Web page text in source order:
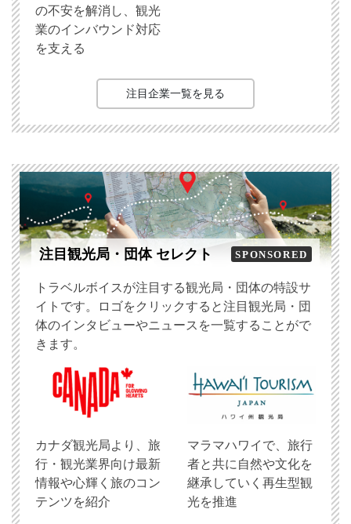
の不安を解消し、観光
業のインバウンド対応
を支える
注目企業一覧を見る
注目観光局・団体 セレクト SPONSORED
トラベルボイスが注目する観光局・団体の特設サ
イトです。ロゴをクリックすると注目観光局・団
体のインタビューやニュースを一覧することがで
きます。
​カナダ観光局より、旅
行・観光業界向け最新
情報や心輝く旅のコン
テンツを紹介
マラマハワイで、旅行
者と共に自然や文化を
継承していく再生型観
光を推進